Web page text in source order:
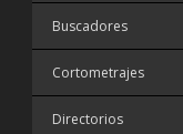
Buscadores
Cortometrajes
Directorios